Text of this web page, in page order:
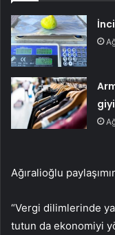
Ağıralioğlu
“Vergi dilimlerinde
tutun da ekonomiyi